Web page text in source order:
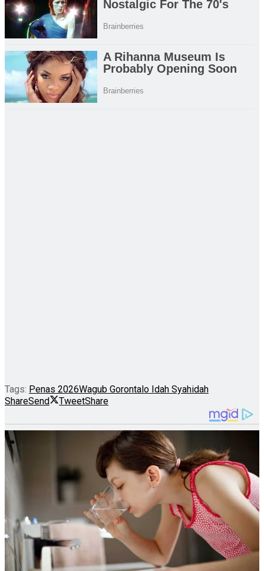
Tags: Penas 2026Wagub Gorontalo Idah Syahidah
ShareSend TweetShare